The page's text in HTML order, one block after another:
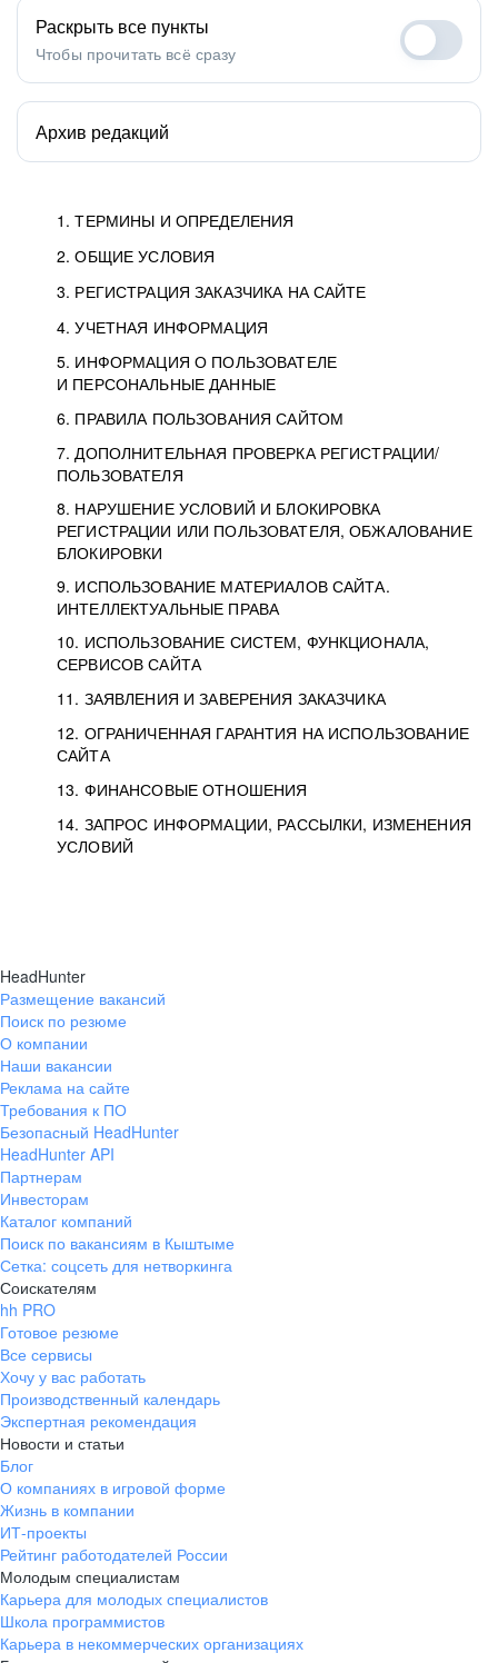
1. ТЕРМИНЫ И ОПРЕДЕЛЕНИЯ
2. ОБЩИЕ УСЛОВИЯ
3. РЕГИСТРАЦИЯ ЗАКАЗЧИКА НА САЙТЕ
4. УЧЕТНАЯ ИНФОРМАЦИЯ
5. ИНФОРМАЦИЯ О ПОЛЬЗОВАТЕЛЕ
И ПЕРСОНАЛЬНЫЕ ДАННЫЕ
6. ПРАВИЛА ПОЛЬЗОВАНИЯ САЙТОМ
7. ДОПОЛНИТЕЛЬНАЯ ПРОВЕРКА РЕГИСТРАЦИИ/
ПОЛЬЗОВАТЕЛЯ
8. НАРУШЕНИЕ УСЛОВИЙ И БЛОКИРОВКА
РЕГИСТРАЦИИ ИЛИ ПОЛЬЗОВАТЕЛЯ, ОБЖАЛОВАНИЕ
БЛОКИРОВКИ
9. ИСПОЛЬЗОВАНИЕ МАТЕРИАЛОВ САЙТА.
ИНТЕЛЛЕКТУАЛЬНЫЕ ПРАВА
10. ИСПОЛЬЗОВАНИЕ СИСТЕМ, ФУНКЦИОНАЛА,
СЕРВИСОВ САЙТА
11. ЗАЯВЛЕНИЯ И ЗАВЕРЕНИЯ ЗАКАЗЧИКА
12. ОГРАНИЧЕННАЯ ГАРАНТИЯ НА ИСПОЛЬЗОВАНИЕ
САЙТА
13. ФИНАНСОВЫЕ ОТНОШЕНИЯ
14. ЗАПРОС ИНФОРМАЦИИ, РАССЫЛКИ, ИЗМЕНЕНИЯ
УСЛОВИЙ
Раскрыть все пункты
Чтобы прочитать всё сразу
Архив редакций
HeadHunter
Размещение вакансий
Поиск по резюме
О компании
Наши вакансии
Реклама на сайте
Требования к ПО
Безопасный HeadHunter
HeadHunter API
Партнерам
Инвесторам
Каталог компаний
Поиск по вакансиям в Кыштыме
Сетка: соцсеть для нетворкинга
Соискателям
hh PRO
Готовое резюме
Все сервисы
Хочу у вас работать
Производственный календарь
Экспертная рекомендация
Новости и статьи
Блог
О компаниях в игровой форме
Жизнь в компании
ИТ-проекты
Рейтинг работодателей России
Молодым специалистам
Карьера для молодых специалистов
Школа программистов
Карьера в некоммерческих организациях